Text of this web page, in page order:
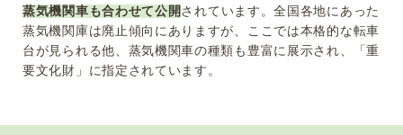
蒸気機関車も合わせて公開 されています。全国各地にあった
蒸気機関庫は廃止傾向にありますが、ここでは本格的な転車
台が見られる他、蒸気機関車の種類も豊富に展示され、「重
要文化財」に指定されています。